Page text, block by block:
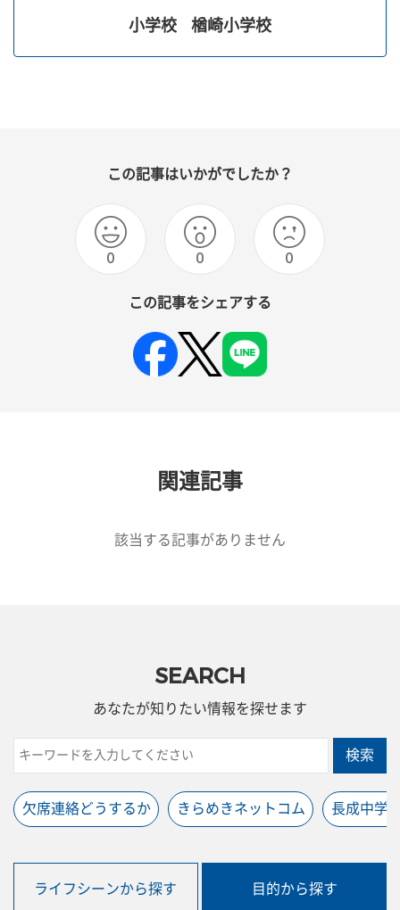
小学校 楢崎小学校
この記事はいかがでしたか？
0 0 0
この記事をシェアする
関連記事
該当する記事がありません
SEARCH
あなたが知りたい情報を探せます
検索
欠席連絡どうするか きらめきネットコム 長成中学
ライフシーンから探す 目的から探す